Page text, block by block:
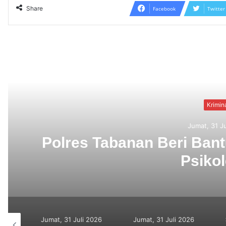
Share Facebook Twitter
Berbekal CCTV,
Jumat, 31 Juli 2026 Senin, 27 Juli 2026